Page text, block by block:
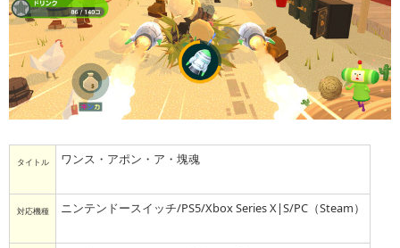
タイトル ワンス・アポン・ア・塊魂
対応機種 ニンテンドースイッチ/PS5/Xbox Series X|S/PC（Steam）